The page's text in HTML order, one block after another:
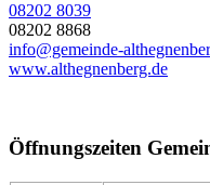
08202 8039
08202 8868
info@gemeinde-
www.althegnenberg.de
Öffnungszeiten